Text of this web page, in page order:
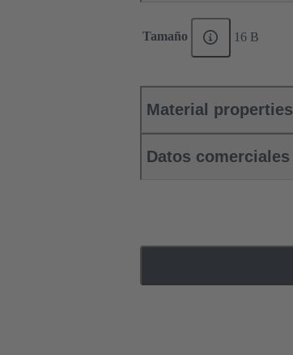
Tamaño 16 B
Material properties
Datos comerciales